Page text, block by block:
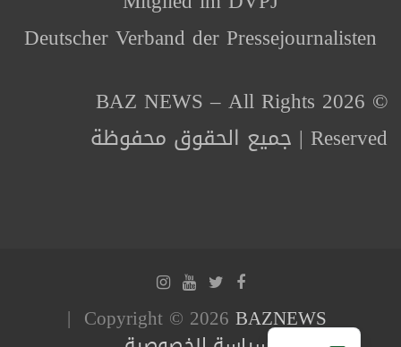
Deutscher Verband der Pressejournalisten
© 2026 BAZ NEWS – All Rights
Reserved | جميع الحقوق محفوظة
Copyright © 2026 BAZNEWS